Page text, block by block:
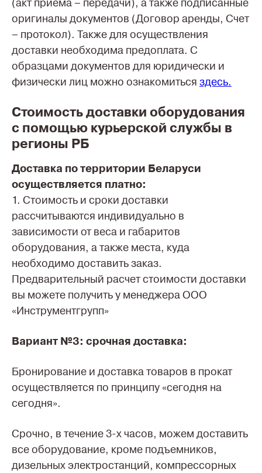
оригиналы документов (Договор аренды, Счет
– протокол). Также для осуществления
доставки необходима предоплата. С
образцами документов для юридически и
физически лиц можно ознакомиться здесь.
Стоимость доставки оборудования
с помощью курьерской службы в
регионы РБ
Доставка по территории Беларуси
осуществляется платно:
1. Стоимость и сроки доставки
рассчитываются индивидуально в
зависимости от веса и габаритов
оборудования, а также места, куда
необходимо доставить заказ.
Предварительный расчет стоимости доставки
вы можете получить у менеджера ООО
«Инструментгрупп»
Вариант №3: срочная доставка:
Бронирование и доставка товаров в прокат
осуществляется по принципу «сегодня на
сегодня».
Срочно, в течение 3-х часов, можем доставить
все оборудование, кроме подъемников,
дизельных электростанций, компрессорных